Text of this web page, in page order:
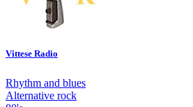
Vittese Radio
Rhythm and blues
Alternative rock